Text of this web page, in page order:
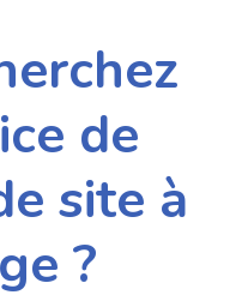
de
site à
?